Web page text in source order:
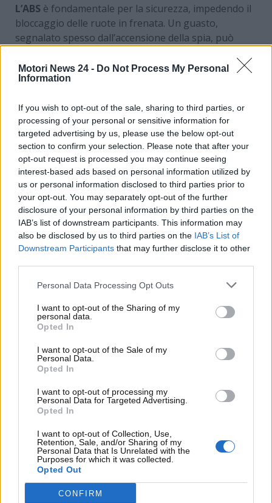
Motori News 24 - Do Not Process My Personal
Information
If you wish to opt-out of the sale, sharing to third parties, or
processing of your personal or sensitive information for
targeted advertising by us, please use the below opt-out
section to confirm your selection. Please note that after your
opt-out request is processed you may continue seeing
interest-based ads based on personal information utilized by
us or personal information disclosed to third parties prior to
your opt-out. You may separately opt-out of the further
disclosure of your personal information by third parties on the
IAB’s list of downstream participants. This information may
also be disclosed by us to third parties on the IAB’s List of
Downstream Participants that may further disclose it to other
Personal Data Processing Opt Outs
I want to opt-out of the Sharing of my
personal data.
Opted In
I want to opt-out of the Sale of my
Personal Data.
Opted In
I want to opt-out of processing my
Personal Data for Targeted Advertising.
Opted In
I want to opt-out of Collection, Use,
Retention, Sale, and/or Sharing of my
Personal Data that Is Unrelated with the
Purposes for which it was collected.
Opted Out
CONFIRM
L’ABS è fondamentale per la sicurezza, impedendo il
bloccaggio delle ruote in frenata. Un guasto,
segnalato spesso dall’accensione della spia, può
problemi alla centralina. Ripararlo non è semplice:
richiede diagnosi accurate e l’uso di strumenti
sono stati spesso associati a problematiche in
quest’area.
Meno conosciuti ma altrettanto sofisticati, questi
airbag si attivano incaso di impatto con un
pedone, riducendo la gravità delle lesioni. Sono
integrati nel cofano e nei sensori frontali, e la loro
sostituzione implica interventi complessi che
coinvolgono più parti della carrozzeria. I costi, in
questo caso, non riguardano solo il dispositivo ma
anche il ripristino delle componenti circostanti.
I componenti più complessi da riparare –
motorinews24.com
Le centraline elettroniche